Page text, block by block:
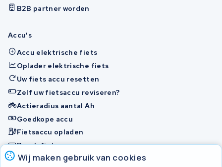
Wij maken gebruik van cookies
B2B partner worden
Accu's
Accu elektrische fiets
Oplader elektrische fiets
Uw fiets accu resetten
Zelf uw fietsaccu reviseren?
Actieradius aantal Ah
Goedkope accu
Fietsaccu opladen
Bosch fietsaccu
Nakijken en contact opnemen